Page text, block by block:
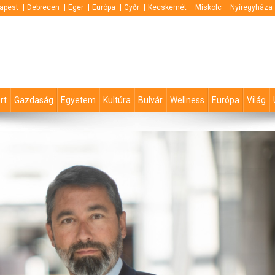
Debrecen Eger Európa Győr Kecskemét Miskolc Nyíregyháza
Gazdaság Egyetem Kultúra Bulvár Wellness Európa Világ